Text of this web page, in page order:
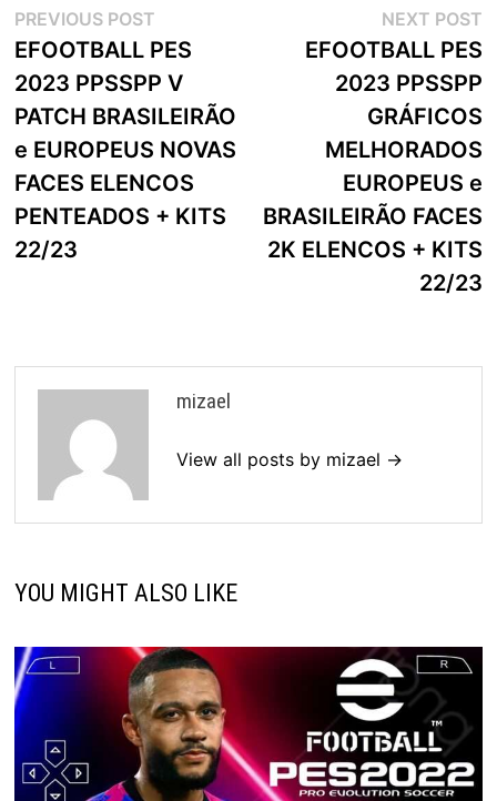
Navegação
de
artigos
PREVIOUS POSTPrevious
post:
EFOOTBALL PES
2023 PPSSPP V
PATCH BRASILEIRÃO
e EUROPEUS NOVAS
FACES ELENCOS
PENTEADOS + KITS
22/23
NEXT POST
EFOOTBALL PES
2023 PPSSPP
GRÁFICOS
MELHORADOS
EUROPEUS e
BRASILEIRÃO FACES
2K ELENCOS + KITS
22/23
mizael
View all posts by mizael →
YOU MIGHT ALSO LIKE